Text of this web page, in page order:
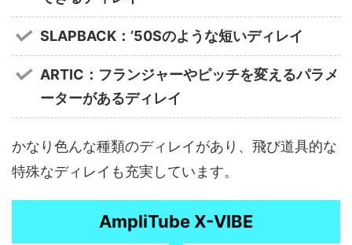
SLAPBACK：’50Sのような短いディレイ
ARTIC：フランジャーやピッチを変えるパラメ
ーターがあるディレイ
かなり色んな種類のディレイがあり、飛び道具的な
特殊なディレイも充実しています。
AmpliTube X-VIBE